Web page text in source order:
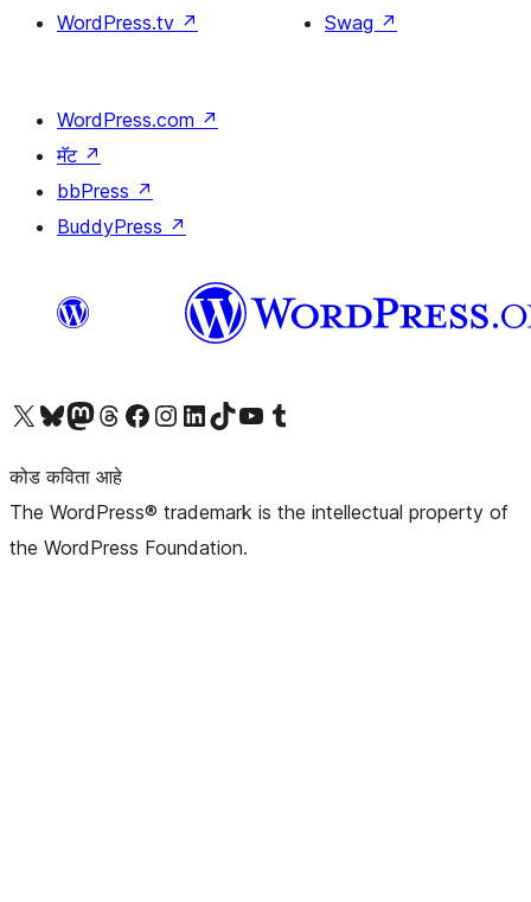
WordPress.tv ↗
Swag ↗
WordPress.com ↗
मॅट ↗
bbPress ↗
BuddyPress ↗
आमच्या X (एक्स) (पूर्वीचे ट्विटर) खात्याला भेट द्या आमच्या ब्लूस्की खात्याला भेट द्या.आमच्या Mastodon खात्याला भेट द्या.आमच्या थ्रेड्स खात्याला भेट द्या. आमच्या फेसबुक पेजला भेट द्या आमच्या इंस्टाग्राम खात्याला भेट द्या आमच्या लिंक्डइन खात्याला भेट द्या आमच्या टिकटॉक अकाउंटला भेट द्या.आमच्या यूट्यूब चॅनेलला भेट द्या आमच्या टंबलर खात्याला भेट द्या.
कोड कविता आहे
The WordPress® trademark is the intellectual property of
the WordPress Foundation.